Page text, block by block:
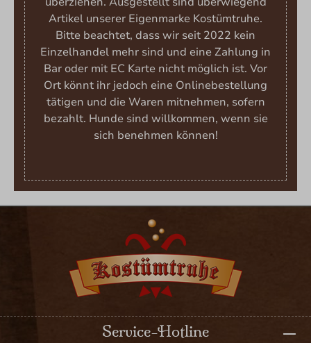
Artikel unserer Eigenmarke Kostümtruhe.
Bitte beachtet, dass wir seit 2022 kein
Einzelhandel mehr sind und eine Zahlung in
Bar oder mit EC Karte nicht möglich ist. Vor
Ort könnt ihr jedoch eine Onlinebestellung
tätigen und die Waren mitnehmen, sofern
bezahlt. Hunde sind willkommen, wenn sie
sich benehmen können!
Service-Hotline